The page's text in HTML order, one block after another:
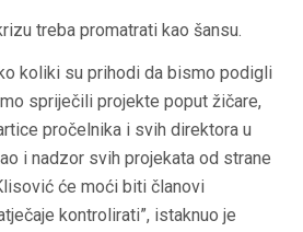
treba promatrati kao šansu.
koliki su prihodi da bismo podigli
spriječili projekte poput žičare,
pročelnika i svih direktora u
i nadzor svih projekata od strane
će moći biti članovi
kontrolirati”, istaknuo je